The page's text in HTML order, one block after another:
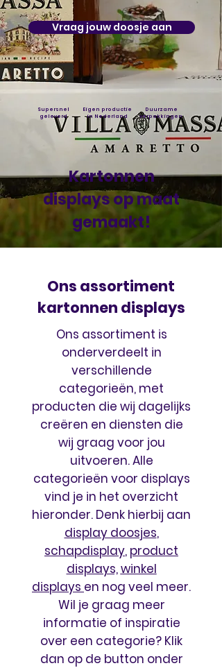
Duurzame
verpakkingen
Eigen productie
in Nederland
Supersnel
geleverd
Vraag jouw doosje aan
Kartonnen
displays op maat
gemaakt!
Ons assortiment
kartonnen displays
Ons assortiment is
onderverdeelt in
verschillende
categorieën, met
producten die wij dagelijks
creëren en diensten die
wij graag voor jou
uitvoeren. Alle
categorieën voor displays
vind je in het overzicht
hieronder. Denk hierbij aan
display doosjes,
schapdisplay, product
displays,winkel
displays en nog veel meer.
Wil je graag meer
informatie of inspiratie
over een categorie? Klik
dan op de button onder